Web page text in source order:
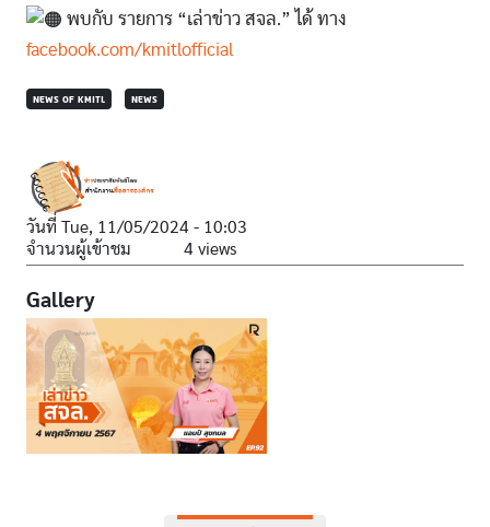
พบกับ รายการ “เล่าข่าว สจล.” ได้ ทาง
facebook.com/kmitlofficial
NEWS OF KMITL NEWS
วันที่ Tue, 11/05/2024 - 10:03
จำนวนผู้เข้าชม
4 views
Gallery